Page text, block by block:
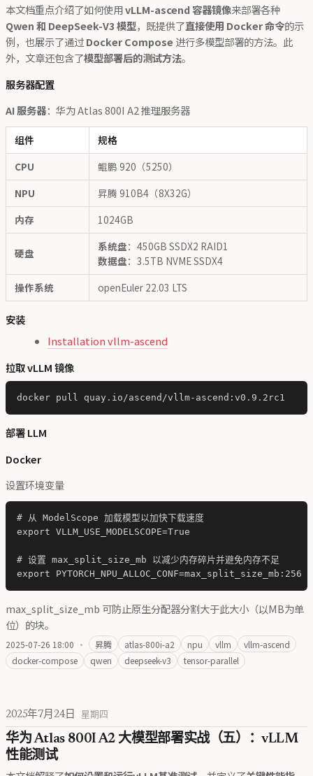
本文档重点介绍了如何使用vLLM-ascend 容器镜像来部署各种
Qwen 和 DeepSeek-V3 模型，既提供了直接使用 Docker 命令的示
例，也展示了通过Docker Compose 进行多模型部署的方法。此
外，文章还包含了模型部署后的测试方法。
服务器配置
AI 服务器：华为 Atlas 800I A2 推理服务器
组件
规格
CPU
鲲鹏 920（5250）
NPU
昇腾 910B4（8X32G）
内存
1024GB
硬盘 系统盘：450GB SSDX2 RAID1
数据盘：3.5TB NVME SSDX4
操作系统
openEuler 22.03 LTS
安装
Installation vllm-ascend
拉取 vLLM 镜像
部署 LLM
Docker
设置环境变量
# 从 ModelScope 加载模型以加快下载速度
export VLLM_USE_MODELSCOPE=True
# 设置 max_split_size_mb 以减少内存碎片并避免内存不足
max_split_size_mb 可防止原生分配器分割大于此大小（以MB为单
位）的块。
2025-07-26 18:00 · 昇腾 atlas-800i-a2 npu vllm
vllm-ascend
docker-compose
qwen deepseek-v3 tensor-parallel
2025年7月24日 星期四
华为 Atlas 800I A2 大模型部署实战（五）：vLLM
性能测试